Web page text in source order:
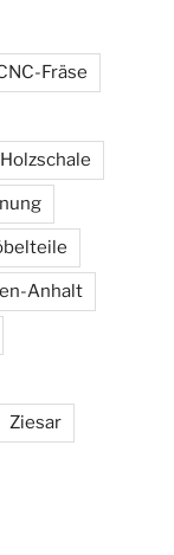
Fräse
Holzschale
Anhalt
Ziesar